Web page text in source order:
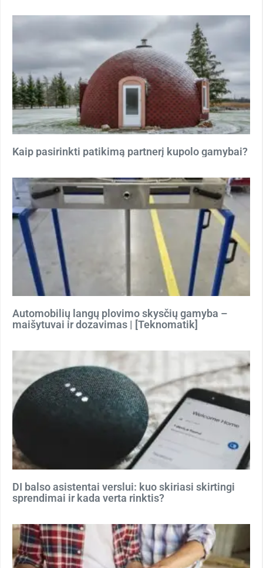
Kaip pasirinkti patikimą partnerį kupolo gamybai?
Automobilių langų plovimo skysčių gamyba –
maišytuvai ir dozavimas | [Teknomatik]
DI balso asistentai verslui: kuo skiriasi skirtingi
sprendimai ir kada verta rinktis?